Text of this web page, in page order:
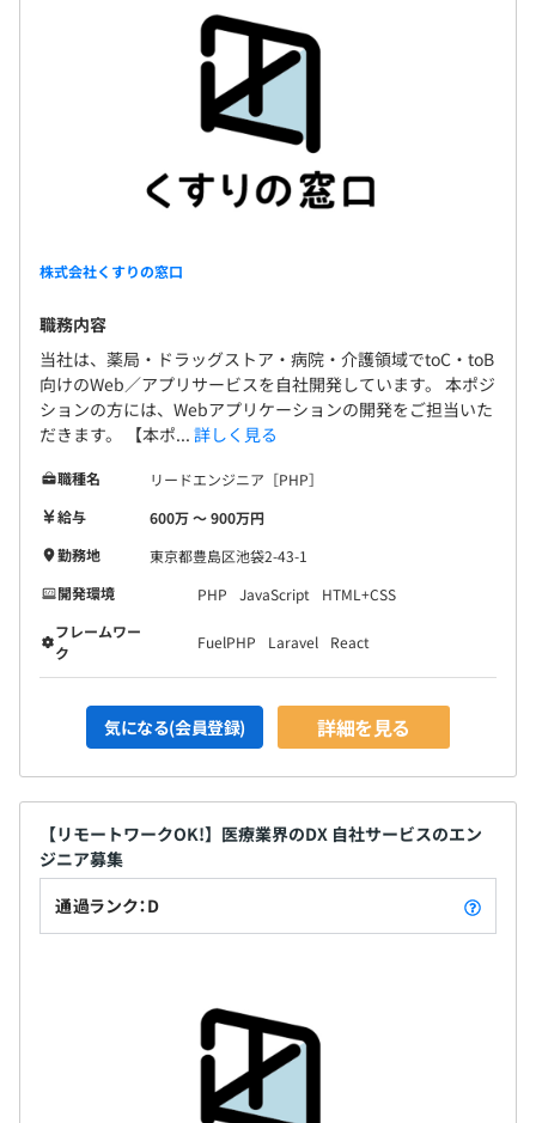
株式会社くすりの窓口
職務内容
当社は、薬局・ドラッグストア・病院・介護領域でtoC・toB
向けのWeb／アプリサービスを自社開発しています。 本ポジ
ションの方には、Webアプリケーションの開発をご担当いた
だきます。 【本ポ... 詳しく見る
職種名
リードエンジニア［PHP］
給与
600万 〜 900万円
勤務地
東京都豊島区池袋2-43-1
開発環境
PHP JavaScript
HTML+CSS
フレームワー
ク
FuelPHP Laravel React
気になる(会員登録) 詳細を見る
【リモートワークOK!】医療業界のDX 自社サービスのエン
ジニア募集
通過ランク：D